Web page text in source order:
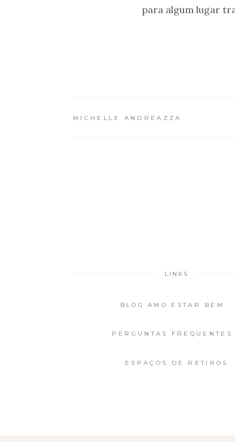
para algum lugar
MICHELLE ANDREAZZA
LINKS
BLOG AMO ESTAR BEM
PERGUNTAS FREQUENTES
ESPAÇOS DE RETIROS